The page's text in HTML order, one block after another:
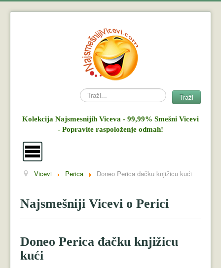
Search Traži
Kolekcija Najsmesnijih Viceva - 99,99% Smešni Vicevi
- Popravite raspoloženje odmah!
Vicevi
Mujo i Haso
Perica
Vicevi Perica Doneo Perica đačku knjižicu kući
Najsmešniji Vicevi o Perici
Doneo Perica đačku knjižicu
kući